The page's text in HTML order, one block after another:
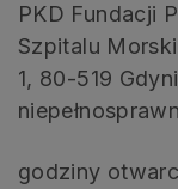
PKD Fundacji
Szpitalu
1, 80-519
godziny